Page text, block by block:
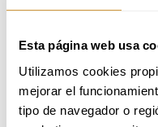
Esta página web usa
Utilizamos cookies
mejorar el
tipo de navegador o
y Periodismo Gastronómico
Ingeniería o Diplomatura) o
Mondragón.
obtener el título de